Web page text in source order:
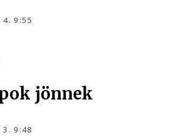
4. 9:55
jönnek
3. 9:48